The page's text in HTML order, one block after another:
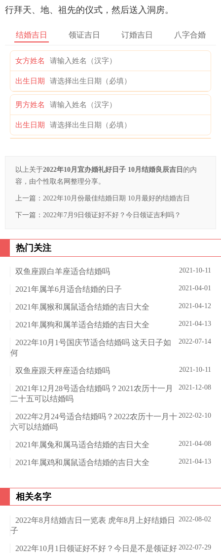
行拜天、地、祖先的仪式，然后送入洞房。
结婚吉日 领证吉日 订婚吉日 八字合婚
女方姓名
出生日期
男方姓名
出生日期
以上关于2022年10月宜办婚礼好日子 10月结婚良辰吉日 的内
容，由个性取名网整理分享。
上一篇： 2022年10月份最佳结婚日期 10月最好的结婚吉日
下一篇： 2022年7月9日领证好不好？今日领证吉利吗？
热门关注
2021-10-11
双鱼座跟白羊座适合结婚吗
2021-04-01
2021年属羊6月适合结婚的日子
2021-04-12
2021年属猴和属鼠适合结婚的吉日大全
2021-04-13
2021年属狗和属羊适合结婚的吉日大全
2022-07-14
2022年10月1号国庆节适合结婚吗 这天日子如
何
2021-10-11
双鱼座跟天秤座适合结婚吗
2021-12-08
2021年12月28号适合结婚吗？2021农历十一月
二十五可以结婚吗
2022-02-10
2022年2月24号适合结婚吗？2022农历十一月十
六可以结婚吗
2021-04-08
2021年属兔和属马适合结婚的吉日大全
2021-04-13
2021年属鸡和属鼠适合结婚的吉日大全
相关名字
2022-08-02
2022年8月结婚吉日一览表 虎年8月上好结婚日
子
2022-07-29
2022年10月1日领证好不好？今日是不是领证好